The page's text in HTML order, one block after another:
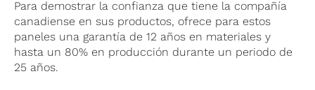
Para demostrar la confianza que tiene la compañía
canadiense en sus productos, ofrece para estos
paneles una garantía de 12 años en materiales y
hasta un 80% en producción durante un periodo de
25 años.